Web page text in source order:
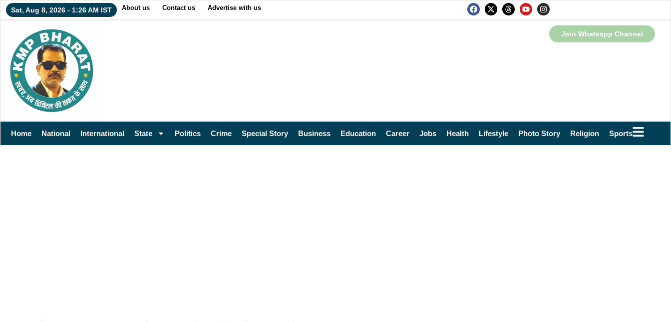
Sat, Aug 8, 2026 - 1:26 AM IST About us Contact us Advertise with us
Join Whatsapp Channel
Home National International State Politics Crime Special Story Business Education Career Jobs Health Lifestyle Photo Story Religion Sports